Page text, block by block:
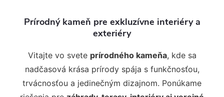
Prírodný kameň pre exkluzívne interiéry a
exteriéry
Vitajte vo svete prírodného kameňa, kde sa
nadčasová krása prírody spája s funkčnosťou,
trvácnosťou a jedinečným dizajnom. Ponúkame